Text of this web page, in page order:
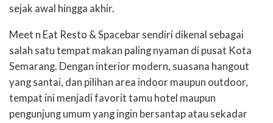
sejak awal hingga akhir.
Meet n Eat Resto & Spacebar sendiri dikenal sebagai
salah satu tempat makan paling nyaman di pusat Kota
Semarang. Dengan interior modern, suasana hangout
yang santai, dan pilihan area indoor maupun outdoor,
tempat ini menjadi favorit tamu hotel maupun
pengunjung umum yang ingin bersantap atau sekadar